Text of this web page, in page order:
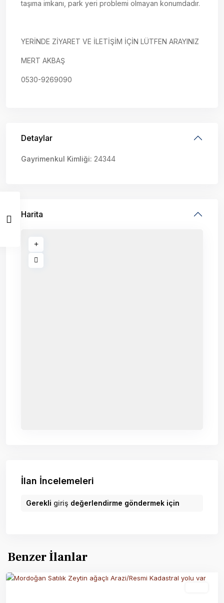
taşıma imkanı, park yeri problemi olmayan konumdadır.
YERİNDE ZİYARET VE İLETİŞİM İÇİN LÜTFEN ARAYINIZ
MERT AKBAŞ
0530-9269090
Detaylar
Gayrimenkul Kimliği: 24344
Harita
İlan İncelemeleri
Gerekli giriş değerlendirme göndermek için
Benzer İlanlar